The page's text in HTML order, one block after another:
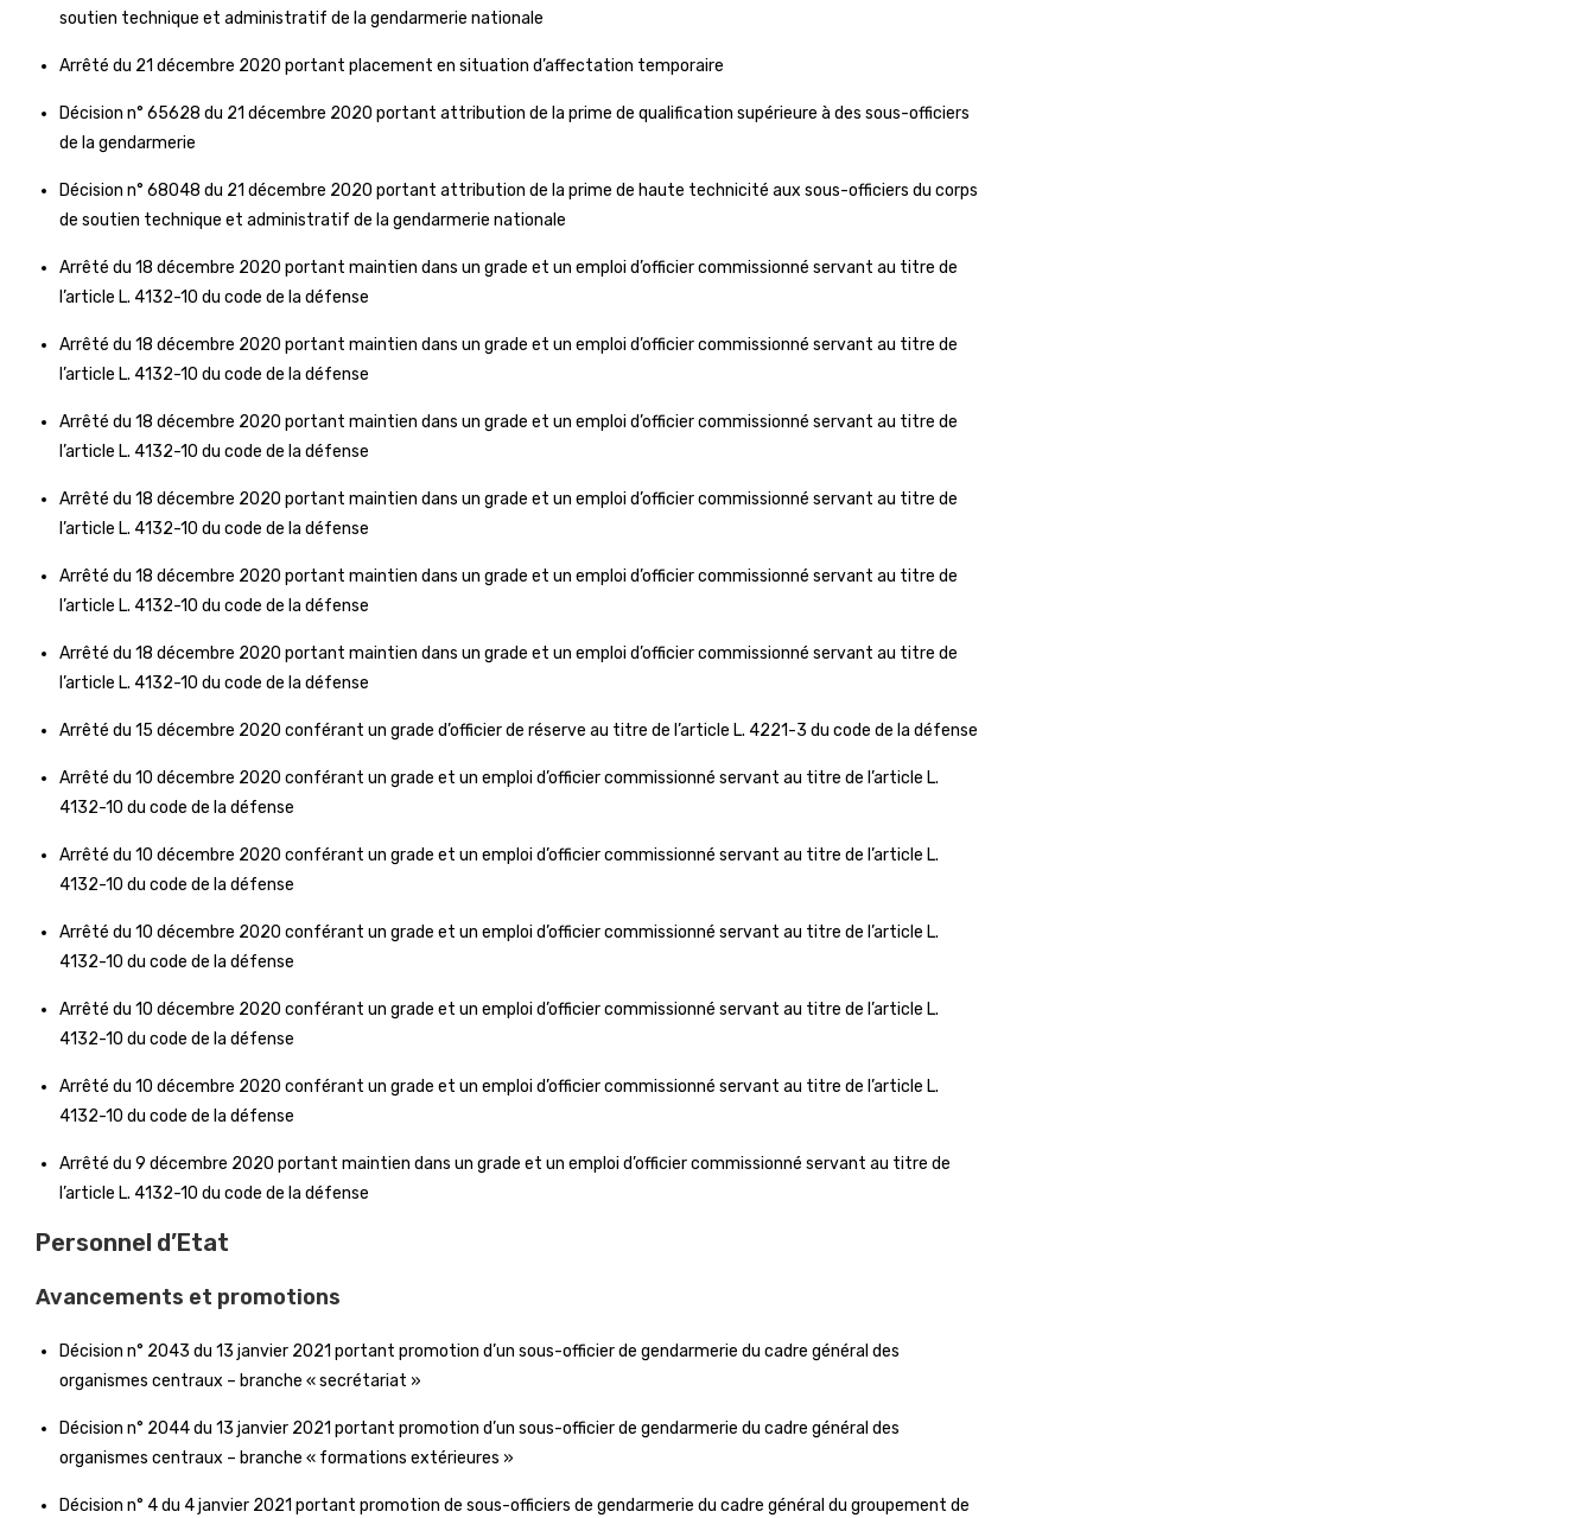
soutien technique et administratif de la gendarmerie nationale
Arrêté du 21 décembre 2020 portant placement en situation d’affectation temporaire
Décision n° 65628 du 21 décembre 2020 portant attribution de la prime de qualification supérieure à des sous-officiers
de la gendarmerie
Décision n° 68048 du 21 décembre 2020 portant attribution de la prime de haute technicité aux sous-officiers du corps
de soutien technique et administratif de la gendarmerie nationale
Arrêté du 18 décembre 2020 portant maintien dans un grade et un emploi d’officier commissionné servant au titre de
l’article L. 4132-10 du code de la défense
Arrêté du 18 décembre 2020 portant maintien dans un grade et un emploi d’officier commissionné servant au titre de
l’article L. 4132-10 du code de la défense
Arrêté du 18 décembre 2020 portant maintien dans un grade et un emploi d’officier commissionné servant au titre de
l’article L. 4132-10 du code de la défense
Arrêté du 18 décembre 2020 portant maintien dans un grade et un emploi d’officier commissionné servant au titre de
l’article L. 4132-10 du code de la défense
Arrêté du 18 décembre 2020 portant maintien dans un grade et un emploi d’officier commissionné servant au titre de
l’article L. 4132-10 du code de la défense
Arrêté du 18 décembre 2020 portant maintien dans un grade et un emploi d’officier commissionné servant au titre de
l’article L. 4132-10 du code de la défense
Arrêté du 15 décembre 2020 conférant un grade d’officier de réserve au titre de l’article L. 4221-3 du code de la défense
Arrêté du 10 décembre 2020 conférant un grade et un emploi d’officier commissionné servant au titre de l’article L.
4132-10 du code de la défense
Arrêté du 10 décembre 2020 conférant un grade et un emploi d’officier commissionné servant au titre de l’article L.
4132-10 du code de la défense
Arrêté du 10 décembre 2020 conférant un grade et un emploi d’officier commissionné servant au titre de l’article L.
4132-10 du code de la défense
Arrêté du 10 décembre 2020 conférant un grade et un emploi d’officier commissionné servant au titre de l’article L.
4132-10 du code de la défense
Arrêté du 10 décembre 2020 conférant un grade et un emploi d’officier commissionné servant au titre de l’article L.
4132-10 du code de la défense
Arrêté du 9 décembre 2020 portant maintien dans un grade et un emploi d’officier commissionné servant au titre de
l’article L. 4132-10 du code de la défense
Personnel d’Etat
Avancements et promotions
Décision n° 2043 du 13 janvier 2021 portant promotion d’un sous-officier de gendarmerie du cadre général des
organismes centraux – branche « secrétariat »
Décision n° 2044 du 13 janvier 2021 portant promotion d’un sous-officier de gendarmerie du cadre général des
organismes centraux – branche « formations extérieures »
Décision n° 4 du 4 janvier 2021 portant promotion de sous-officiers de gendarmerie du cadre général du groupement de